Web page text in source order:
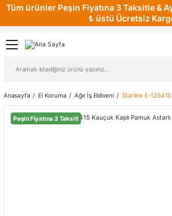
Tüm ürünler Peşin Fiyatına 3 Taksitle &
₺ üstü Ücretsiz
Anasayfa El Koruma Ağır İş Eldiveni Starline E-125415
Peşin Fiyatına 3 Taksit!